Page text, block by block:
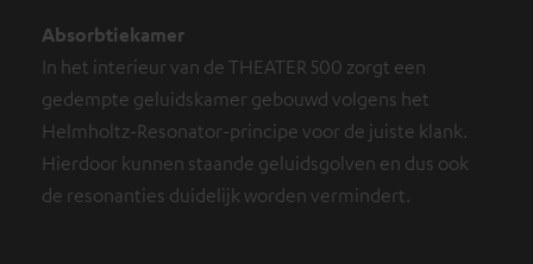
Absorbtiekamer
In het interieur van de THEATER 500 zorgt een
gedempte geluidskamer gebouwd volgens het
Helmholtz-Resonator-principe voor de juiste klank.
Hierdoor kunnen staande geluidsgolven en dus ook
de resonanties duidelijk worden vermindert.